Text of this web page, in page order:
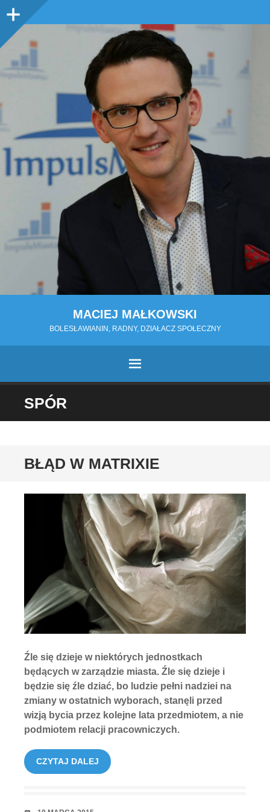
Panel
MACIEJ MAŁKOWSKI
BOLESŁAWIANIN, RADNY, DZIAŁACZ SPOŁECZNY
MENU
PRZESKOCZ
SPÓR
BŁĄD W MATRIXIE
Źle się dzieje w niektórych jednostkach
będących w zarządzie miasta. Źle się dzieje i
będzie się źle dziać, bo ludzie pełni nadziei na
zmiany w ostatnich wyborach, stanęli przed
wizją bycia przez kolejne lata przedmiotem, a nie
podmiotem relacji pracowniczych.
CZYTAJ DALEJ